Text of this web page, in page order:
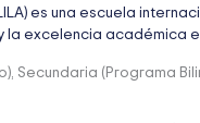
es una escuela
excelencia académica
Secundaria (Programa